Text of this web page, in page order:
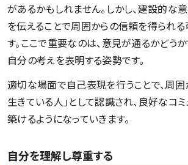
があるかもしれません。しかし、建設的な
を伝えることで周囲からの信頼を得られ
す。ここで重要なのは、意見が通るかどう
自分の考えを表明する姿勢です。
適切な場面で自己表現を行うことで、周囲
生きている人」として認識され、良好なコ
築けるようになっていきます。
自分を理解し尊重する